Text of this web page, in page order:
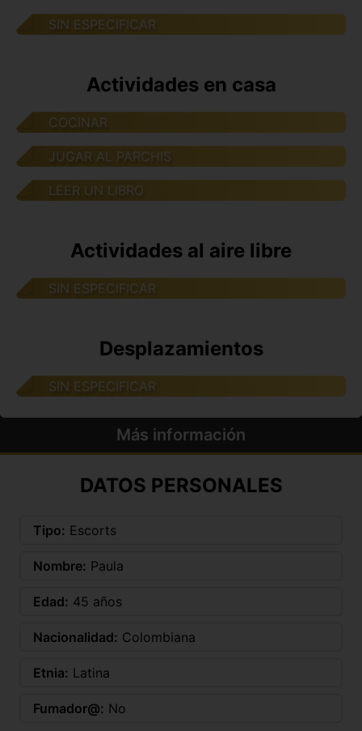
SIN ESPECIFICAR
Actividades en casa
COCINAR
JUGAR AL PARCHIS
LEER UN LIBRO
Actividades al aire libre
SIN ESPECIFICAR
Desplazamientos
SIN ESPECIFICAR
Más información
DATOS PERSONALES
Tipo: Escorts
Nombre: Paula
Edad: 45 años
Nacionalidad: Colombiana
Etnia: Latina
Fumador@: No